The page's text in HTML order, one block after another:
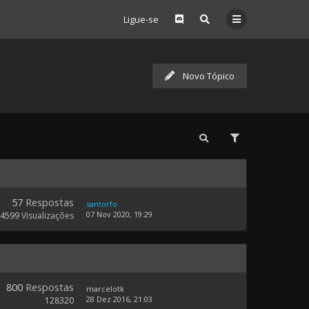
Ligue-se
Novo Tópico
57 Respostas
Visualizações
santorfo
07 Nov 2020, 19:29
800 Respostas
128320
marcelotk
28 Dez 2016, 21:03